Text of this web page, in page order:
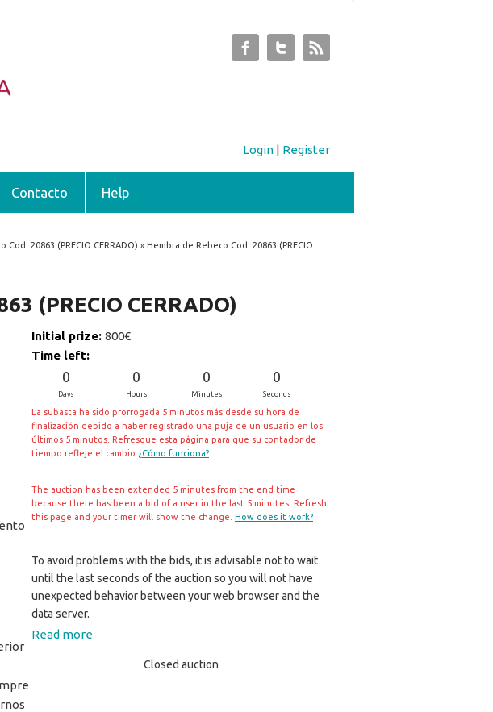
Login | Register
Contacto Help
Cod: 20863 (PRECIO CERRADO) » Hembra de Rebeco Cod: 20863 (PRECIO
(PRECIO CERRADO)
Initial prize: 800€
Time left:
0
Days
0
Hours
0
Minutes
0
Seconds
La subasta ha sido prorrogada 5 minutos más desde su hora de
finalización debido a haber registrado una puja de un usuario en los
últimos 5 minutos. Refresque esta página para que su contador de
tiempo refleje el cambio ¿Cómo funciona?
The auction has been extended 5 minutes from the end time
because there has been a bid of a user in the last 5 minutes. Refresh
this page and your timer will show the change.
How does it work?
To avoid problems with the bids, it is advisable not to wait
until the last seconds of the auction so you will not have
unexpected behavior between your web browser and the
data server.
Read more
Closed auction